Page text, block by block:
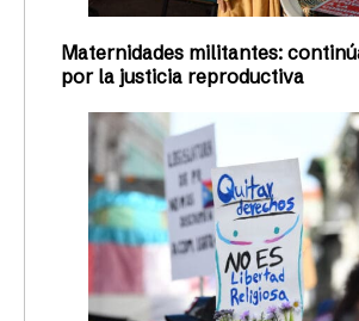
Maternidades militantes:
por la justicia reproductiva